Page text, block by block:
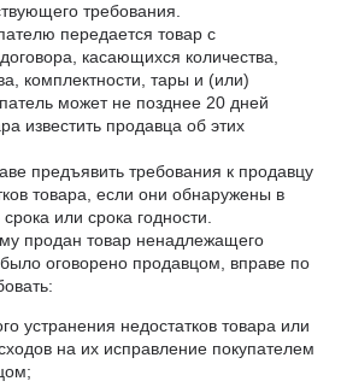
требования.
передается товар с
касающихся количества,
комплектности, тары и (или)
может не позднее 20 дней
известить продавца об этих
предъявить требования к продавцу
товара, если они обнаружены в
или срока годности.
продан товар ненадлежащего
было оговорено продавцом, вправе по
устранения недостатков товара или
на их исправление покупателем